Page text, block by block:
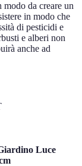
da creare un
in modo che
di pesticidi e
e alberi non
anche ad
Luce